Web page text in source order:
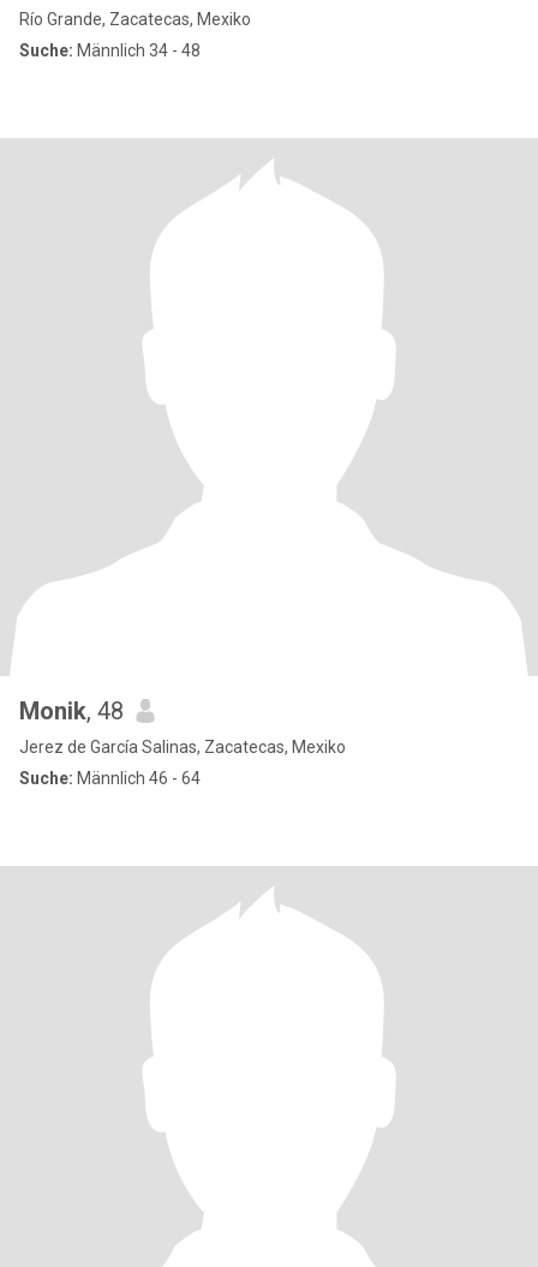
Río Grande, Zacatecas, Mexiko
Suche: Männlich 34 - 48
Monik, 48
Jerez de García Salinas, Zacatecas, Mexiko
Suche: Männlich 46 - 64